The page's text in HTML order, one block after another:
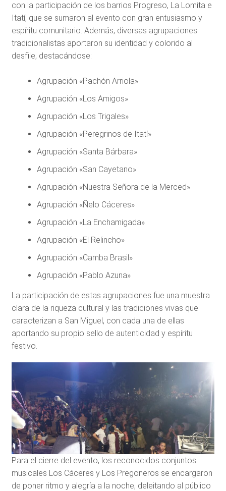
con la participación de los barrios Progreso, La Lomita e
Itatí, que se sumaron al evento con gran entusiasmo y
espíritu comunitario. Además, diversas agrupaciones
tradicionalistas aportaron su identidad y colorido al
desfile, destacándose:
Agrupación «Pachón Arriola»
Agrupación «Los Amigos»
Agrupación «Los Trigales»
Agrupación «Peregrinos de Itatí»
Agrupación «Santa Bárbara»
Agrupación «San Cayetano»
Agrupación «Nuestra Señora de la Merced»
Agrupación «Ñelo Cáceres»
Agrupación «La Enchamigada»
Agrupación «El Relincho»
Agrupación «Camba Brasil»
Agrupación «Pablo Azuna»
La participación de estas agrupaciones fue una muestra
clara de la riqueza cultural y las tradiciones vivas que
caracterizan a San Miguel, con cada una de ellas
aportando su propio sello de autenticidad y espíritu
festivo.
Para el cierre del evento, los reconocidos conjuntos
musicales Los Cáceres y Los Pregoneros se encargaron
de poner ritmo y alegría a la noche, deleitando al público